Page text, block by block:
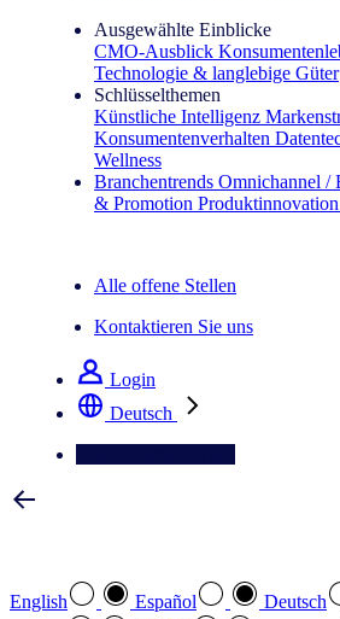
Ausgewählte Einblicke
CMO‑Ausblick
Technologie & langlebige Güter
Schlüsselthemen
Künstliche Intelligenz
Konsumentenverhalten
Wellness
Branchentrends Omnichannel /
& Promotion Produktinnovation
Alle offene Stellen
Kontaktieren Sie uns
Login
Deutsch
English Español Deutsch